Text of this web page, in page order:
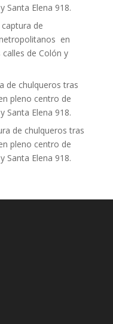
Santa Elena 918.
de
en
de Colón y
de chulqueros tras
pleno centro de
Santa Elena 918.
de chulqueros tras
pleno centro de
Santa Elena 918.